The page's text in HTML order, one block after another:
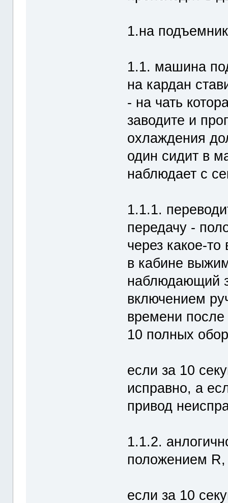
1.на
1.1. машина
на кардан
- на чать
заводите и
охлаждения
один сидит в
наблюдает с
1.1.1.
передачу -
через какое-
в кабине
наблюдающий
включением
времени после
10 полных
если за 10
исправно, а
привод
1.1.2.
положением R,
если за 10